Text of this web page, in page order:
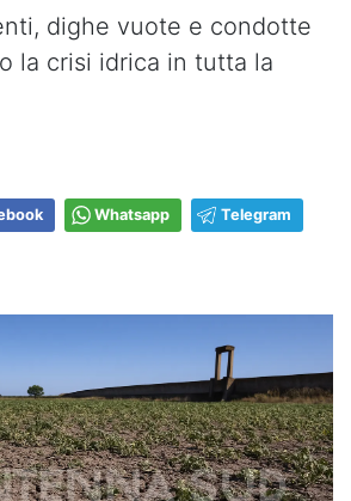
dighe vuote e condotte
la crisi idrica in tutta la
Whatsapp Telegram